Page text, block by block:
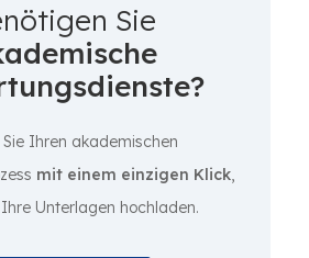
Sie
Ihren akademischen
mit einem einzigen Klick,
Unterlagen hochladen.